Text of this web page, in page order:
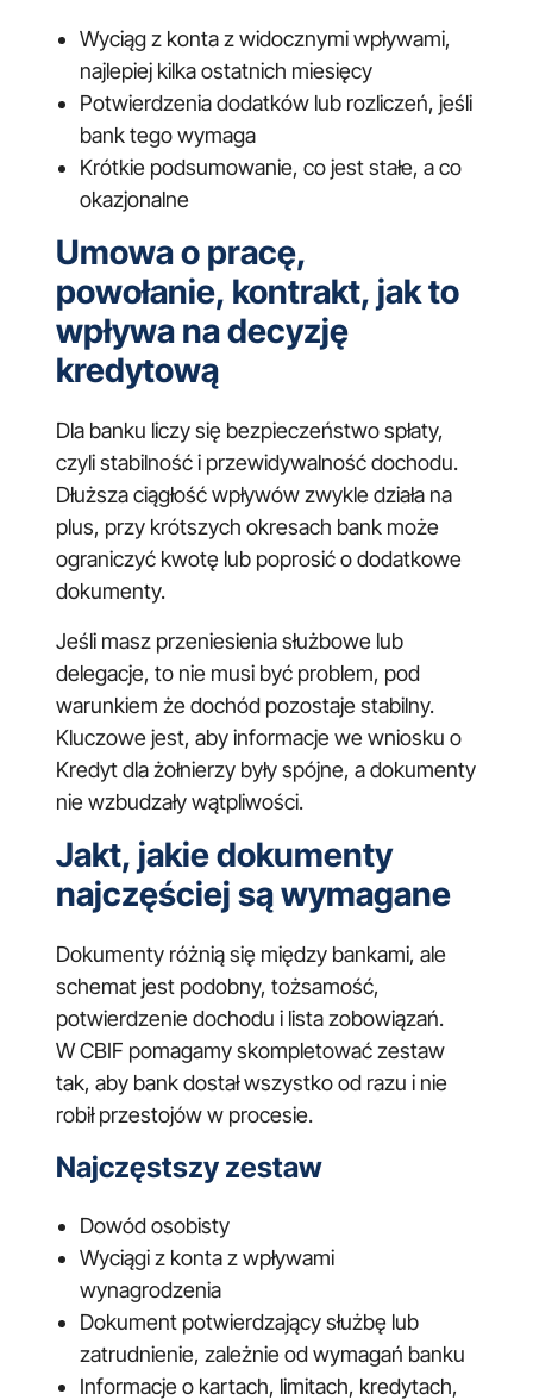
Wyciąg z konta z widocznymi wpływami,
najlepiej kilka ostatnich miesięcy
Potwierdzenia dodatków lub rozliczeń, jeśli
bank tego wymaga
Krótkie podsumowanie, co jest stałe, a co
okazjonalne
Umowa o pracę,
powołanie, kontrakt, jak to
wpływa na decyzję
kredytową
Dla banku liczy się bezpieczeństwo spłaty,
czyli stabilność i przewidywalność dochodu.
Dłuższa ciągłość wpływów zwykle działa na
plus, przy krótszych okresach bank może
ograniczyć kwotę lub poprosić o dodatkowe
dokumenty.
Jeśli masz przeniesienia służbowe lub
delegacje, to nie musi być problem, pod
warunkiem że dochód pozostaje stabilny.
Kluczowe jest, aby informacje we wniosku o
Kredyt dla żołnierzy były spójne, a dokumenty
nie wzbudzały wątpliwości.
Jakt, jakie dokumenty
najczęściej są wymagane
Dokumenty różnią się między bankami, ale
schemat jest podobny, tożsamość,
potwierdzenie dochodu i lista zobowiązań.
W CBIF pomagamy skompletować zestaw
tak, aby bank dostał wszystko od razu i nie
robił przestojów w procesie.
Najczęstszy zestaw
Dowód osobisty
Wyciągi z konta z wpływami
wynagrodzenia
Dokument potwierdzający służbę lub
zatrudnienie, zależnie od wymagań banku
Informacje o kartach, limitach, kredytach,